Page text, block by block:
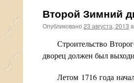
Второй Зимний
Опубликовано 23 августа, 2013
Строительство
дворец должен был
Летом 1716 года